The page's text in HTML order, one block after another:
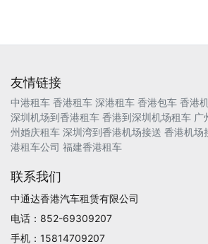
友情链接
中港租车 香港租车 深港租车 香港包车 香港
深圳机场到香港租车 香港到深圳机场租车 广
州婚庆租车 深圳湾到香港机场接送 香港机场
港租车公司 福建香港租车
联系我们
中通达香港汽车租赁有限公司
电话：852-69309207
手机：15814709207